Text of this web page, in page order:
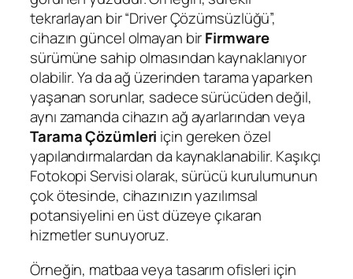
tekrarlayan bir “Driver Çözümsüzlüğü”,
cihazın güncel olmayan birFirmware
sürümüne sahip olmasından kaynaklanıyor
olabilir. Ya da ağ üzerinden tarama yaparken
yaşanan sorunlar, sadece sürücüden değil,
aynı zamanda cihazın ağ ayarlarından veya
Tarama Çözümleri için gereken özel
yapılandırmalardan da kaynaklanabilir. Kaşıkçı
Fotokopi Servisi olarak, sürücü kurulumunun
çok ötesinde, cihazınızın yazılımsal
potansiyelini en üst düzeye çıkaran
hizmetler sunuyoruz.
Örneğin, matbaa veya tasarım ofisleri için